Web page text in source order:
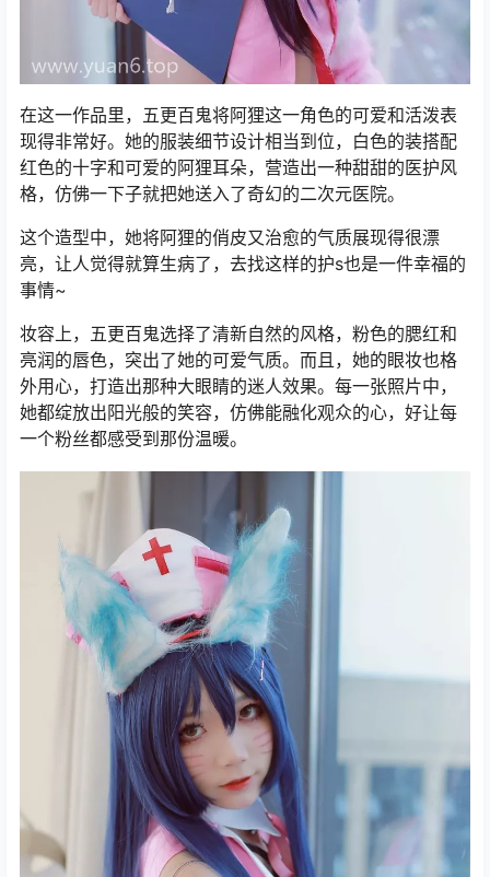
在这一作品里，五更百鬼将阿狸这一角色的可爱和活泼表
现得非常好。她的服装细节设计相当到位，白色的装搭配
红色的十字和可爱的阿狸耳朵，营造出一种甜甜的医护风
格，仿佛一下子就把她送入了奇幻的二次元医院。
这个造型中，她将阿狸的俏皮又治愈的气质展现得很漂
亮，让人觉得就算生病了，去找这样的护s也是一件幸福的
事情~
妆容上，五更百鬼选择了清新自然的风格，粉色的腮红和
亮润的唇色，突出了她的可爱气质。而且，她的眼妆也格
外用心，打造出那种大眼睛的迷人效果。每一张照片中，
她都绽放出阳光般的笑容，仿佛能融化观众的心，好让每
一个粉丝都感受到那份温暖。